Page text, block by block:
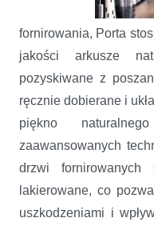
fornirowania, Porta
jakości arkusze
pozyskiwane z
ręcznie dobierane i
piękno
zaawansowanych
drzwi
lakierowane, co
uszkodzeniami i